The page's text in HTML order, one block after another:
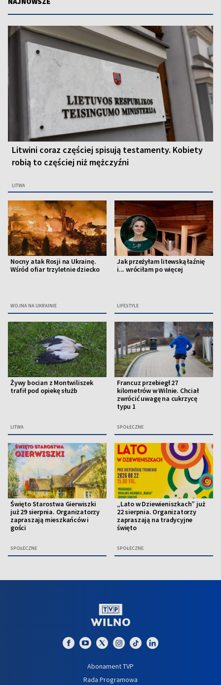
Litwini coraz częściej spisują testamenty. Kobiety
robią to częściej niż mężczyźni
LITWA
Nocny atak Rosji na Ukrainę.
Wśród ofiar trzyletnie dziecko
WOJNA NA UKRAINIE
Jak przeżyłam litewską łaźnię
i... wróciłam po więcej
LIFESTYLE
Żywy bocian z Montwiliszek
trafił pod opiekę służb
LITWA
Francuz przebiegł 27
kilometrów w Wilnie. Chciał
zwrócić uwagę na cukrzycę
typu 1
SPOŁECZNE
Święto Starostwa Gierwiszki
już 29 sierpnia. Organizatorzy
zapraszają mieszkańców i
gości
SPOŁECZNE
„Lato w Dziewieniszkach” już
22 sierpnia. Organizatorzy
zapraszają na tradycyjne
święto
SPOŁECZNE
Abonament TVP
Rada Programowa